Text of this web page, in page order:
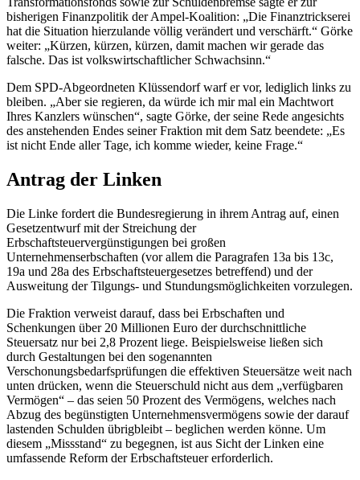
falsche. Das ist volkswirtschaftlicher Schwachsinn.“
Dem SPD-Abgeordneten Klüssendorf warf er vor, lediglich links zu
bleiben. „Aber sie regieren, da würde ich mir mal ein Machtwort
Ihres Kanzlers wünschen“, sagte Görke, der seine Rede angesichts
ist nicht Ende aller Tage, ich komme wieder, keine Frage.“
Antrag der Linken
Gesetzentwurf mit der Streichung der
Erbschaftsteuervergünstigungen bei großen
19a und 28a des Erbschaftsteuergesetzes betreffend) und der
Ausweitung der Tilgungs- und Stundungsmöglichkeiten vorzulegen.
Die Fraktion verweist darauf, dass bei Erbschaften und
Schenkungen über 20 Millionen Euro der durchschnittliche
Steuersatz nur bei 2,8 Prozent liege. Beispielsweise ließen sich
Verschonungsbedarfsprüfungen die effektiven Steuersätze weit nach
unten drücken, wenn die Steuerschuld nicht aus dem „verfügbaren
Vermögen“ – das seien 50 Prozent des Vermögens, welches nach
Abzug des begünstigten Unternehmensvermögens sowie der darauf
lastenden Schulden übrigbleibt – beglichen werden könne. Um
diesem „Missstand“ zu begegnen, ist aus Sicht der Linken eine
umfassende Reform der Erbschaftsteuer erforderlich.
Antrag der AfD